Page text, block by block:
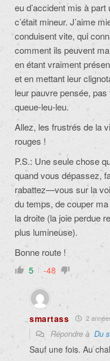
eu d’accident mis à
c’était mineur. J’aime
conduisent vite, qui
comment ils peuvent
en étant vraiment
et en mettant leur
leur pauvre pensée,
queue-leu-leu.
Allez, les frustrés de la
rouges !
P.S.: Une seule chose
quand vous dépassez,
rabattez—vous sur la
du temps, de couper
la droite (la joie perdue
plus lumineuse).
Bonne route !
5 -48
smartass 2
Répondre à Du
Sauf une fois. Au